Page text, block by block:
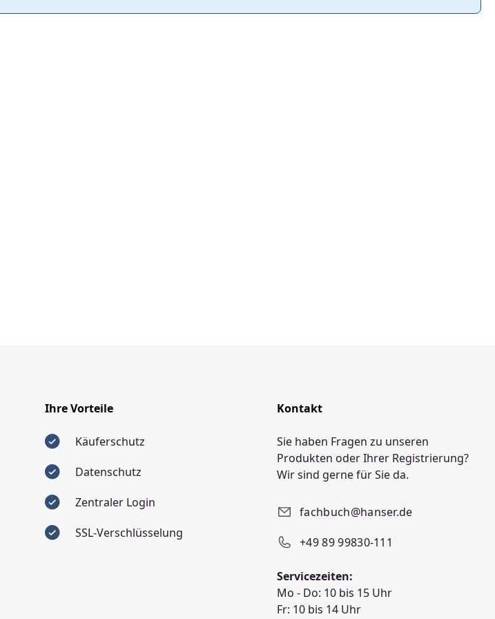
Ihre Vorteile
Käuferschutz
Datenschutz
Zentraler Login
SSL-Verschlüsselung
Kontakt
Sie haben Fragen zu unseren
Produkten oder Ihrer Registrierung?
Wir sind gerne für Sie da.
fachbuch@hanser.de
+49 89 99830-111
Servicezeiten:
Mo - Do: 10 bis 15 Uhr
Fr: 10 bis 14 Uhr